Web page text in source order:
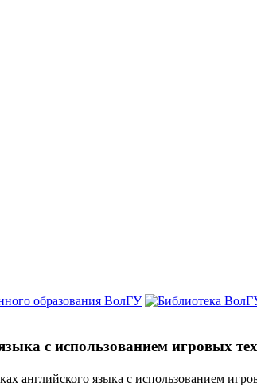
образования ВолГУ
с использованием игровых
английского языка с использованием